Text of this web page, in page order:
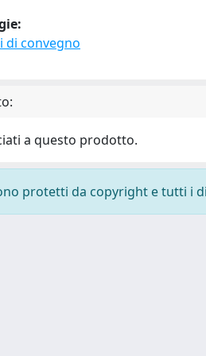
di convegno
a questo prodotto.
protetti da copyright e tutti i